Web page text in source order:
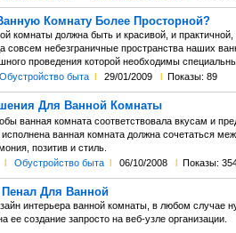
Комнату Более Просторной?
комнаты должна быть и красивой, и
совсем небезграничные пространства наших
проведения которой необходимы
Обустройство быта l 29/01/2009 l Показы: 89
Для Ванной Комнаты
ванная комната соответствовала вкусам и
ванная комната должна сочетаться
позитив и стиль.
l Обустройство быта l 06/10/2008 l Показы:
Для Ванной
интерьера ванной комнаты, в любом случае
ее создание запросто на веб-узле организации.